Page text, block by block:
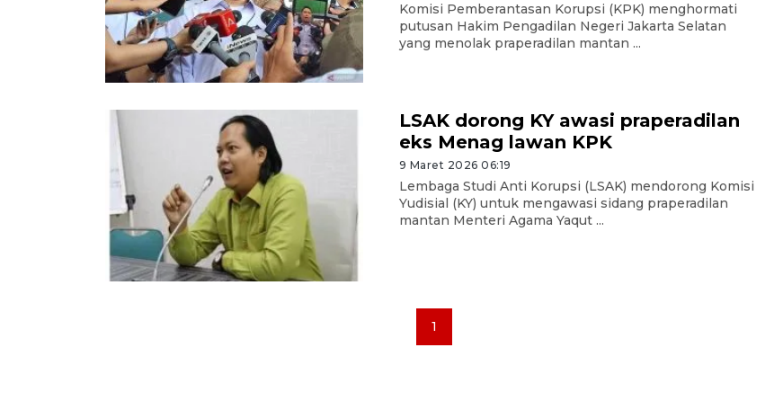
Komisi Pemberantasan Korupsi (KPK) menghormati
putusan Hakim Pengadilan Negeri Jakarta Selatan
yang menolak praperadilan mantan ...
LSAK dorong KY awasi praperadilan
eks Menag lawan KPK
9 Maret 2026 06:19
Lembaga Studi Anti Korupsi (LSAK) mendorong Komisi
Yudisial (KY) untuk mengawasi sidang praperadilan
mantan Menteri Agama Yaqut ...
1